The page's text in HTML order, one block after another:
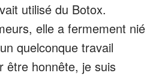
utilisé du Botox.
elle a fermement nié
quelconque travail
être honnête, je suis